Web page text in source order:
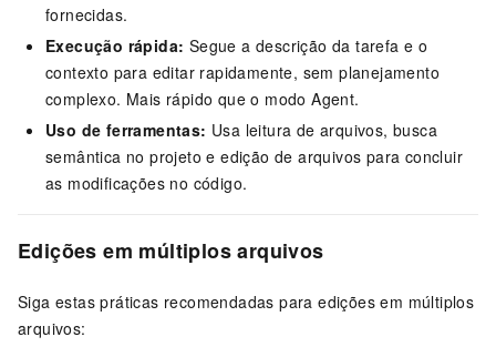
fornecidas.
Execução rápida: Segue a descrição da tarefa e o
contexto para editar rapidamente, sem planejamento
complexo. Mais rápido que o modo Agent.
Uso de ferramentas: Usa leitura de arquivos, busca
semântica no projeto e edição de arquivos para concluir
as modificações no código.
Edições em múltiplos arquivos
Siga estas práticas recomendadas para edições em múltiplos
arquivos: